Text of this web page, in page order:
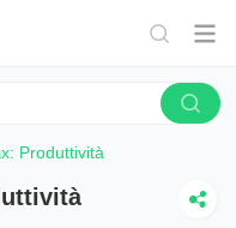
Produttività